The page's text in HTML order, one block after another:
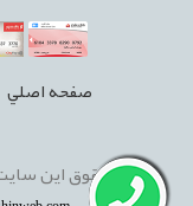
صفحه اصلي
تمامی حقوق این